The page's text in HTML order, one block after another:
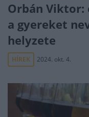
Orbán Viktor:
a gyereket
helyzete
HÍREK 2024. okt. 4.